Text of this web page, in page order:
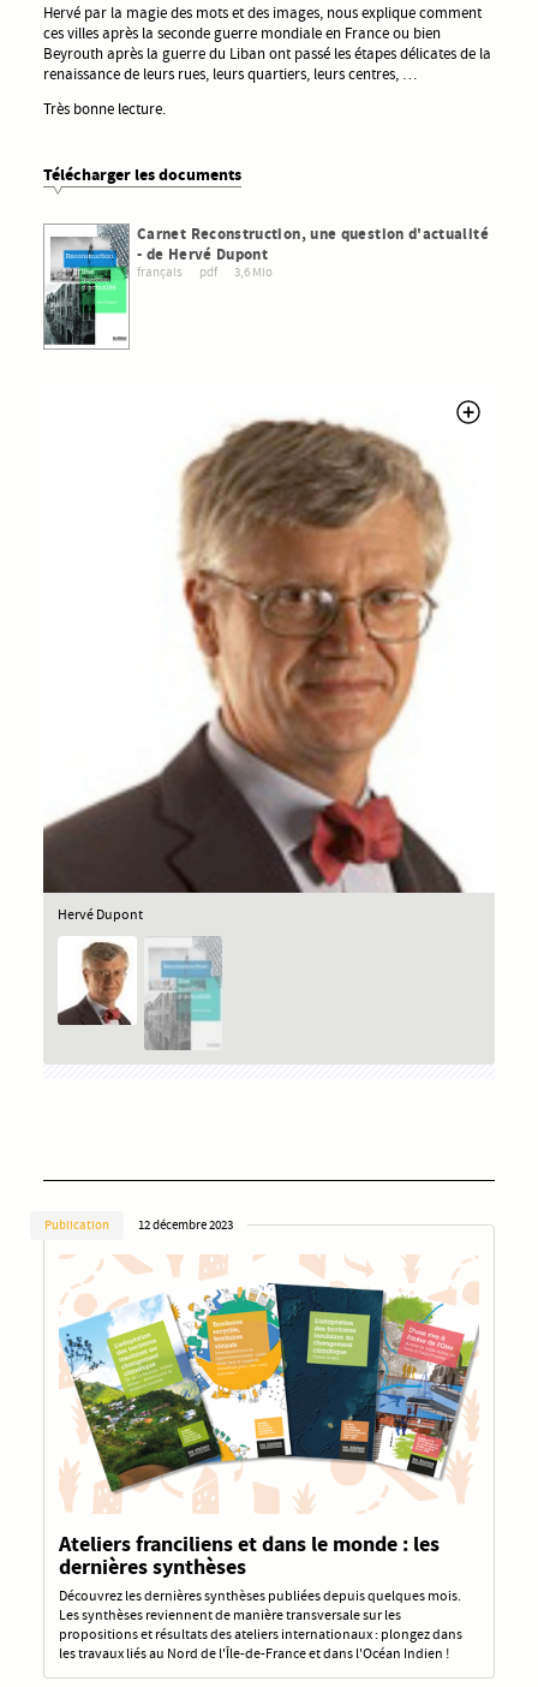
Hervé par la magie des mots et des images, nous explique comment
ces villes après la seconde guerre mondiale en France ou bien
Beyrouth après la guerre du Liban ont passé les étapes délicates de la
renaissance de leurs rues, leurs quartiers, leurs centres, …
Très bonne lecture.
Télécharger les documents
Carnet Reconstruction, une question d'actualité
- de Hervé Dupont
français pdf 3,6 Mio
Hervé Dupont
Publication 12 décembre 2023
Ateliers franciliens et dans le monde : les
dernières synthèses
Découvrez les dernières synthèses publiées depuis quelques mois.
Les synthèses reviennent de manière transversale sur les
propositions et résultats des ateliers internationaux : plongez dans
les travaux liés au Nord de l'Île-de-France et dans l'Océan Indien !